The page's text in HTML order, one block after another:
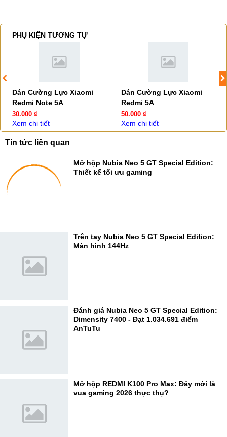
PHỤ KIỆN TƯƠNG TỰ
Dán Cường Lực Xiaomi
Redmi Note 5A
30.000 ₫
Xem chi tiết
Dán Cường Lực Xiaomi
Redmi 5A
50.000 ₫
Xem chi tiết
Tin tức liên quan
Mở hộp Nubia Neo 5 GT Special Edition:
Thiết kế tối ưu gaming
Trên tay Nubia Neo 5 GT Special Edition:
Màn hình 144Hz
Đánh giá Nubia Neo 5 GT Special Edition:
Dimensity 7400 - Đạt 1.034.691 điểm
AnTuTu
Mở hộp REDMI K100 Pro Max: Đây mới là
vua gaming 2026 thực thụ?